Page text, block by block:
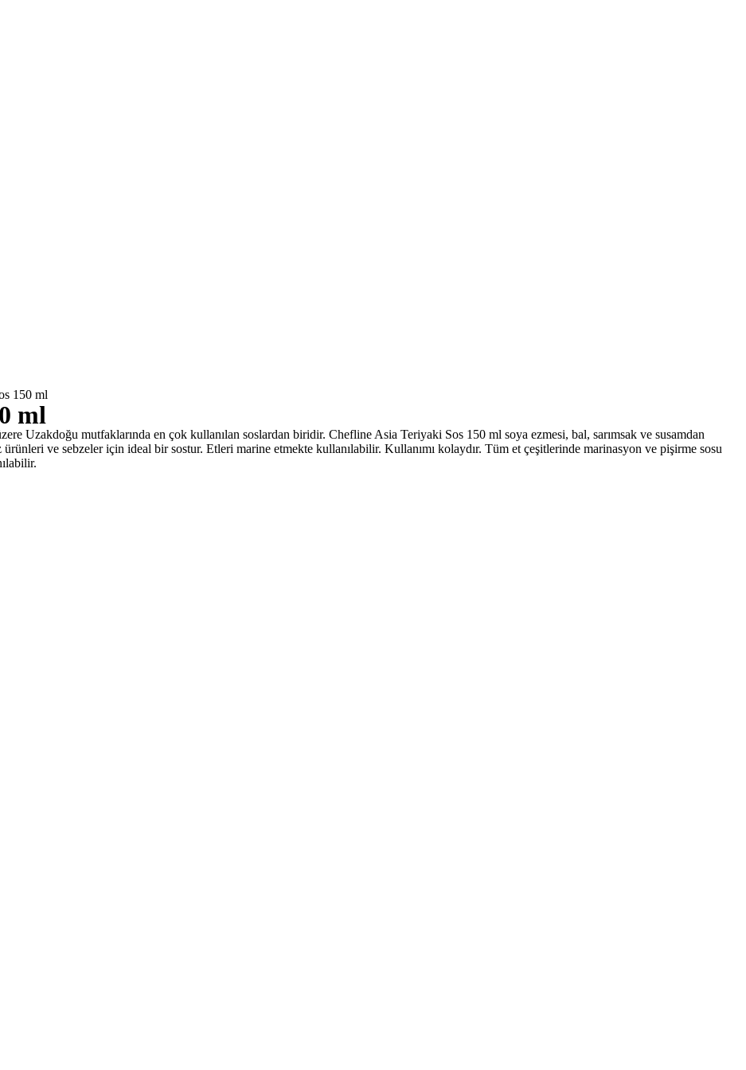
150 ml
ml
Uzakdoğu mutfaklarında en çok kullanılan soslardan biridir. Chefline Asia Teriyaki Sos 150 ml soya ezmesi, bal, sarımsak ve susamdan
ve sebzeler için ideal bir sostur. Etleri marine etmekte kullanılabilir. Kullanımı kolaydır. Tüm et çeşitlerinde marinasyon ve pişirme sosu